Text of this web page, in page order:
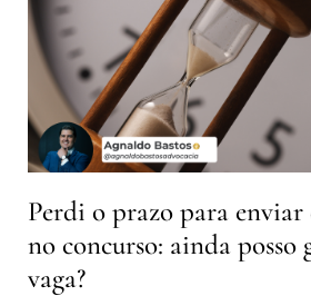
Perdi o prazo para enviar
no concurso: ainda
vaga?